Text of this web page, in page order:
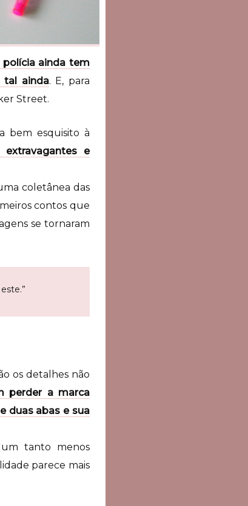
polícia ainda tem
tal ainda. E, para
Street.
bem esquisito à
e
coletânea das
contos que
se tornaram
os detalhes não
perder a marca
duas abas e sua
um tanto menos
parece mais